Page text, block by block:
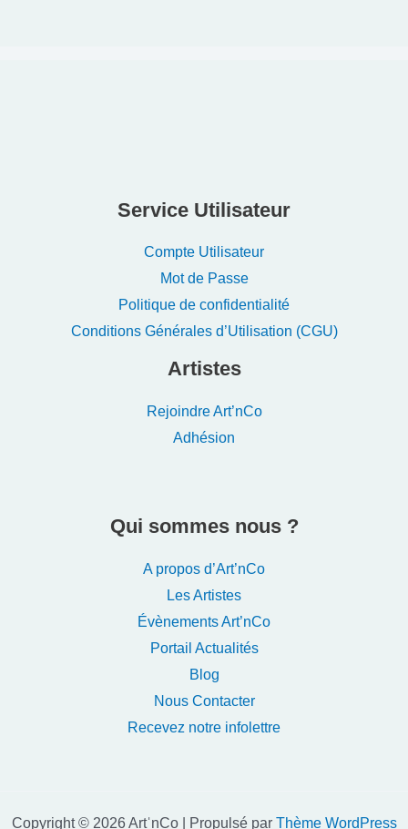
Service Utilisateur
Compte Utilisateur
Mot de Passe
Politique de confidentialité
Conditions Générales d’Utilisation (CGU)
Artistes
Rejoindre Art’nCo
Adhésion
Qui sommes nous ?
A propos d’Art’nCo
Les Artistes
Évènements Art’nCo
Portail Actualités
Blog
Nous Contacter
Recevez notre infolettre
Copyright © 2026 ArtˈnCo | Propulsé par Thème WordPress